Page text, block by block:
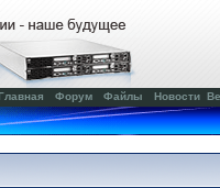
Форум Файлы Новости